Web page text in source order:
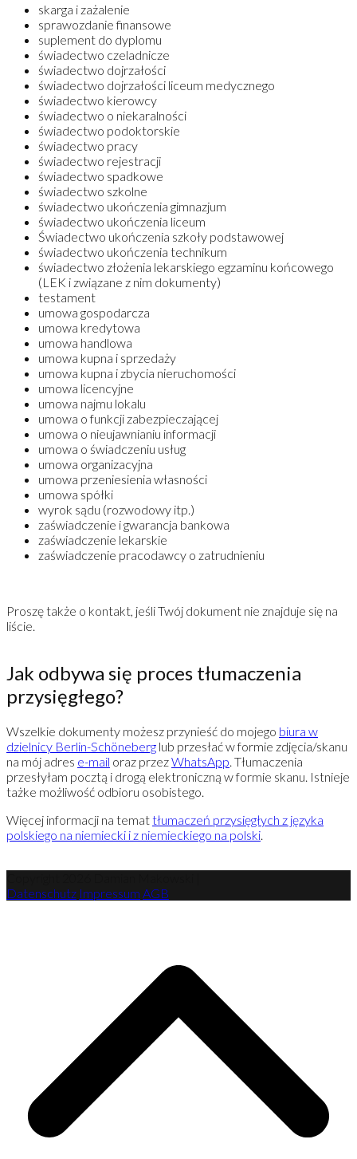
skarga i zażalenie
sprawozdanie finansowe
suplement do dyplomu
świadectwo czeladnicze
świadectwo dojrzałości
świadectwo dojrzałości liceum medycznego
świadectwo kierowcy
świadectwo o niekaralności
świadectwo podoktorskie
świadectwo pracy
świadectwo rejestracji
świadectwo spadkowe
świadectwo szkolne
świadectwo ukończenia gimnazjum
świadectwo ukończenia liceum
Świadectwo ukończenia szkoły podstawowej
świadectwo ukończenia technikum
świadectwo złożenia lekarskiego egzaminu końcowego
(LEK i związane z nim dokumenty)
testament
umowa gospodarcza
umowa kredytowa
umowa handlowa
umowa kupna i sprzedaży
umowa kupna i zbycia nieruchomości
umowa licencyjne
umowa najmu lokalu
umowa o funkcji zabezpieczającej
umowa o nieujawnianiu informacji
umowa o świadczeniu usług
umowa organizacyjna
umowa przeniesienia własności
umowa spółki
wyrok sądu (rozwodowy itp.)
zaświadczenie i gwarancja bankowa
zaświadczenie lekarskie
zaświadczenie pracodawcy o zatrudnieniu
Proszę także o kontakt, jeśli Twój dokument nie znajduje się na
liście.
Jak odbywa się proces tłumaczenia
przysięgłego?
Wszelkie dokumenty możesz przynieść do mojego biura w
dzielnicy Berlin-Schöneberg lub przesłać w formie zdjęcia/skanu
na mój adres e-mail oraz przezWhatsApp. Tłumaczenia
przesłyłam pocztą i drogą elektroniczną w formie skanu. Istnieje
tażke możliwość odbioru osobistego.
Więcej informacji na temattłumaczeń przysięgłych z języka
polskiego na niemiecki i z niemieckiego na polski.
Datenschutz Impressum AGB